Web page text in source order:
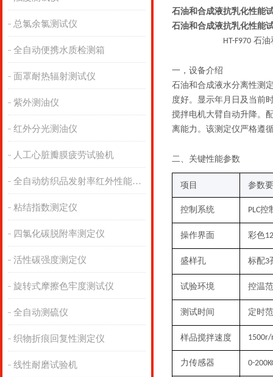
总氯余氯测试仪
全自动便携水质检测箱
面罩耐热辐射测试仪
紫外测油仪
红外分光测油仪
人工心脏瓣膜疲劳试验机
全自动纺织品发射率红外性能分析
粘结指数测定仪
四氯化碳脱附率测定仪
活性碳强度测定仪
旋转式摩擦色牢度测试仪
全自动测硫仪
织物折痕回复性测定仪
线性耐磨试验机
石油和合成液抗乳化性能
石油和合成液抗乳化性能
HT-F970 石油
一， 设备介绍
石油和合成液水分离性测
度好。显示年月日及当前
搅拌电机大臂自动升降。
离能力。该测定仪严格遵
二、关键性能参数
项目 参数
控制系统 PLC控
操作界面 彩色12
盛样孔 标配3
试验环境 控温
测试时间 定时
样品搅拌速度 1500r/
力传感器 0-